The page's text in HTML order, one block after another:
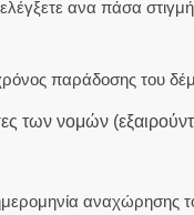
ελέγξετε ανα πάσα
παράδοσης του
των νομών
αναχώρησης